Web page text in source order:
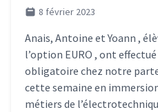
8 février 2023
Anais, Antoine et Yoann ,
l’option EURO , ont
obligatoire chez notre
cette semaine en
métiers de